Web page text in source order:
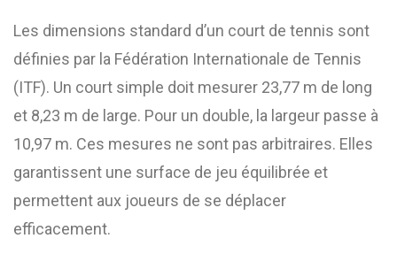
Les dimensions standard d’un court de tennis sont
définies par la Fédération Internationale de Tennis
(ITF). Un court simple doit mesurer 23,77 m de long
et 8,23 m de large. Pour un double, la largeur passe à
10,97 m. Ces mesures ne sont pas arbitraires. Elles
garantissent une surface de jeu équilibrée et
permettent aux joueurs de se déplacer
efficacement.